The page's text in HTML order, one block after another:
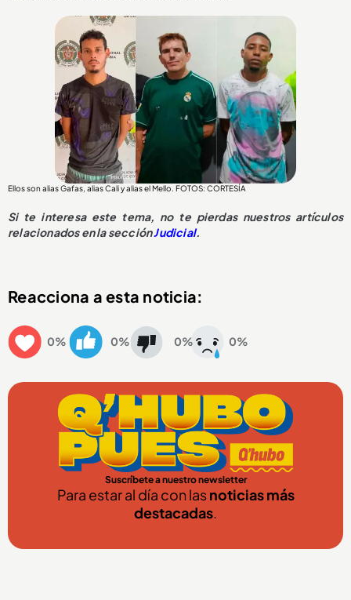
Ellos son alias Gafas, alias Cali y alias el Mello. FOTOS: CORTESÍA
Si te interesa este tema, no te pierdas nuestros artículos
relacionados en la secciónJudicial.
Reacciona a esta noticia:
0% 0% 0% 0%
Suscríbete a nuestro newsletter
Para estar al día con lasnoticias más
destacadas.